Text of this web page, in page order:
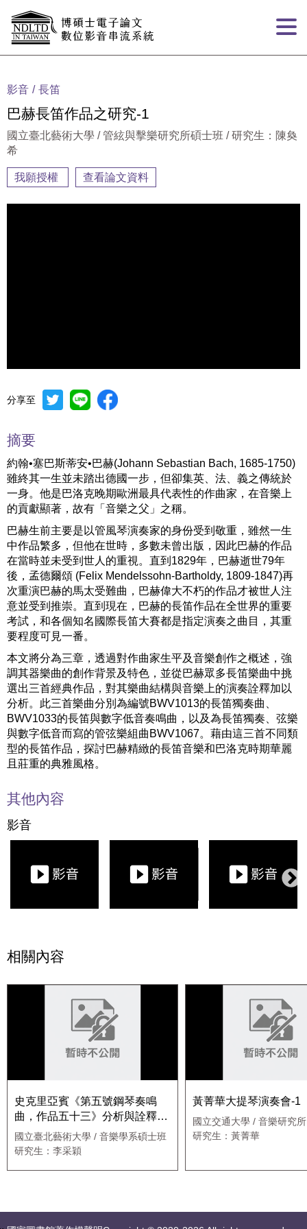
影音 長笛
巴赫長笛作品之研究-1
國立臺北藝術大學 / 管絃與擊樂研究所碩士班 / 研究生：陳奐
希
我願授權 查看論文資料
分享至
摘要
約翰•塞巴斯蒂安•巴赫(Johann Sebastian Bach, 1685-1750)
雖終其一生並未踏出德國一步，但卻集英、法、義之傳統於
一身。他是巴洛克晚期歐洲最具代表性的作曲家，在音樂上
的貢獻顯著，故有「音樂之父」之稱。
巴赫生前主要是以管風琴演奏家的身份受到敬重，雖然一生
中作品繁多，但他在世時，多數未曾出版，因此巴赫的作品
在當時並未受到世人的重視。直到1829年，巴赫逝世79年
後，孟德爾頌 (Felix Mendelssohn-Bartholdy, 1809-1847)再
次重演巴赫的馬太受難曲，巴赫偉大不朽的作品才被世人注
意並受到推崇。直到現在，巴赫的長笛作品在全世界的重要
考試，和各個知名國際長笛大賽都是指定演奏之曲目，其重
要程度可見一番。
本文將分為三章，透過對作曲家生平及音樂創作之概述，強
調其器樂曲的創作背景及特色，並從巴赫眾多長笛樂曲中挑
選出三首經典作品，對其樂曲結構與音樂上的演奏詮釋加以
分析。此三首樂曲分別為編號BWV1013的長笛獨奏曲、
BWV1033的長笛與數字低音奏鳴曲，以及為長笛獨奏、弦樂
與數字低音而寫的管弦樂組曲BWV1067。藉由這三首不同類
型的長笛作品，探討巴赫精緻的長笛音樂和巴洛克時期華麗
且莊重的典雅風格。
其他內容
影音
相關內容
史克里亞賓《第五號鋼琴奏鳴
曲，作品五十三》分析與詮釋01
曲目 1
國立臺北藝術大學 / 音樂學系碩士班
研究生：李采穎
黃菁華大提琴演奏會-1
國立交通大學 / 音樂研究所
研究生：黃菁華